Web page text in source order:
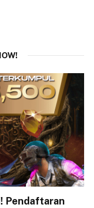
Pendaftaran